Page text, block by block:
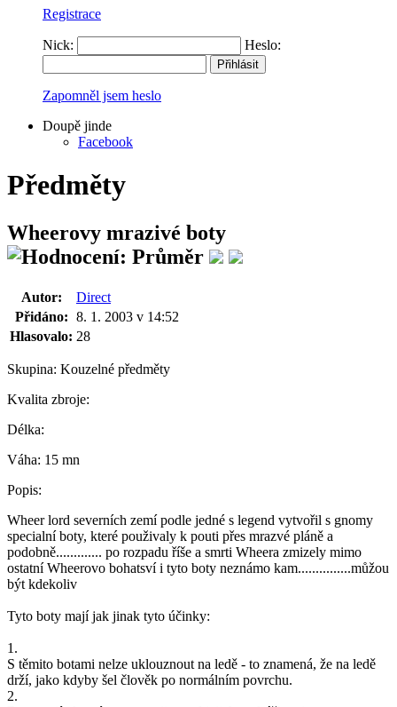
Registrace
Nick: Heslo:
Zapomněl jsem heslo
Doupě jinde
Facebook
Předměty
Wheerovy mrazivé boty
Autor:
Direct
Přidáno: 8. 1. 2003 v 14:52
Hlasovalo: 28
Skupina: Kouzelné předměty
Kvalita zbroje:
Délka:
Váha: 15 mn
Popis:
Wheer lord severních zemí podle jedné s legend vytvořil s gnomy
specialní boty, které použivaly k pouti přes mrazvé pláně a
podobně............. po rozpadu říše a smrti Wheera zmizely mimo
ostatní Wheerovo bohatsví i tyto boty neznámo kam...............můžou
být kdekoliv
Tyto boty mají jak jinak tyto účinky:
1.
S těmito botami nelze uklouznout na ledě - to znamená, že na ledě
drží, jako kdyby šel člověk po normálním povrchu.
2.